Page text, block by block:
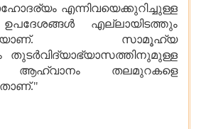
എന്നിവയെക്കുറിച്ചുള്ള
ഉപദേശങ്ങൾ എല്ലായിടത്തും
സാമൂഹ്യ
തുടർവിദ്യാഭ്യാസത്തിനുമുള്ള
ആഹ്വാനം തലമുറകളെ